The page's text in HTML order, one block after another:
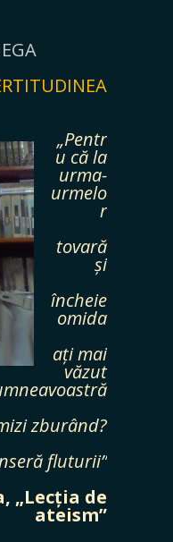
„Pentr
u că la
urma-
urmelo
r
tovară
și
încheie
omida
ați mai
văzut
zburând?
fluturii”
„Lecția de
ateism”